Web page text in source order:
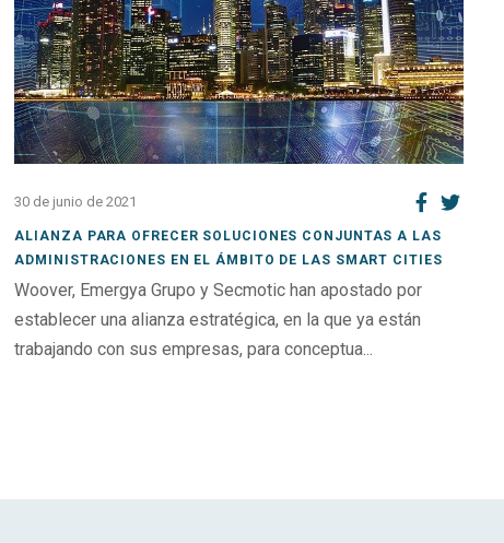
30 de junio de 2021
ALIANZA PARA OFRECER SOLUCIONES CONJUNTAS A LAS
ADMINISTRACIONES EN EL ÁMBITO DE LAS SMART CITIES
Woover, Emergya Grupo y Secmotic han apostado por
establecer una alianza estratégica, en la que ya están
trabajando con sus empresas, para conceptua...